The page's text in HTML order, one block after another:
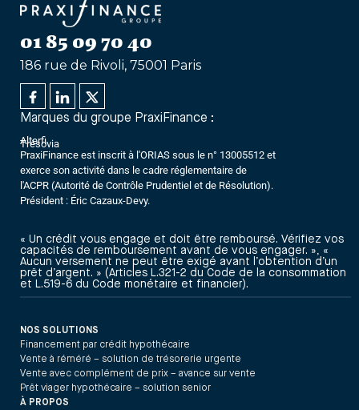
01 85 09 70 40
186 rue de Rivoli, 75001 Paris
Marques du groupe PraxiFinance :
Alterfi
Trésovia
PraxiFinance est inscrit à l'ORIAS sous le n° 13005512 et
exerce son activité dans le cadre réglementaire de
l'ACPR (Autorité de Contrôle Prudentiel et de Résolution).
Président : Éric Cazaux-Devy.
« Un crédit vous engage et doit être remboursé. Vérifiez vos
capacités de remboursement avant de vous engager. », «
Aucun versement ne peut être exigé avant l’obtention d’un
prêt d’argent. » (Articles L.321-2 du Code de la consommation
et L.519-6 du Code monétaire et financier).
NOS SOLUTIONS
Financement par crédit hypothécaire
Vente à réméré – solution de trésorerie urgente
Vente avec complément de prix – avance sur vente
Prêt viager hypothécaire – solution senior
À PROPOS